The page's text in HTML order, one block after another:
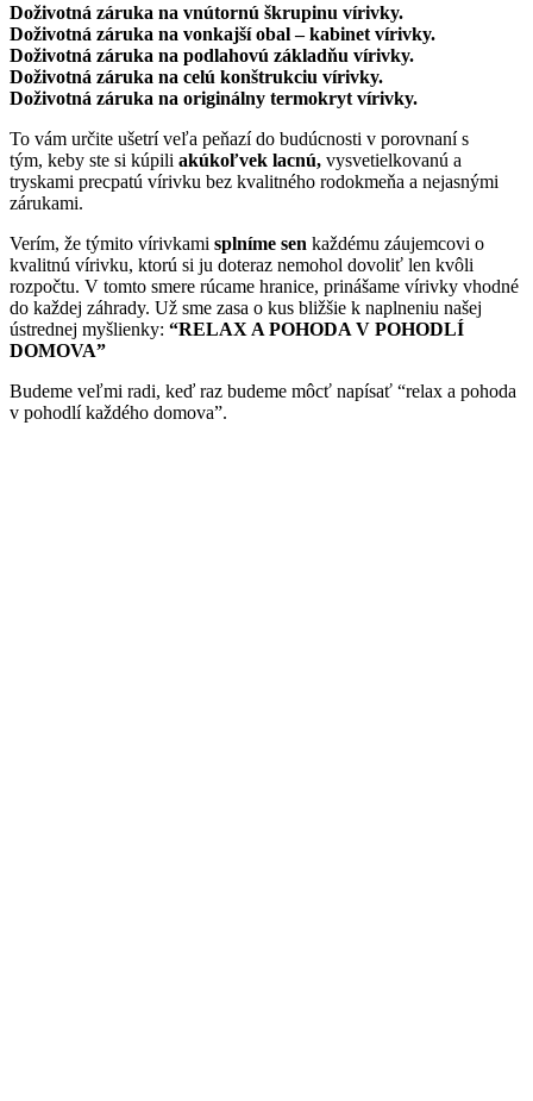
Doživotná záruka na vnútornú škrupinu vírivky.
Doživotná záruka na vonkajší obal – kabinet vírivky.
Doživotná záruka na podlahovú základňu vírivky.
Doživotná záruka na celú konštrukciu vírivky.
Doživotná záruka na originálny termokryt vírivky.
To vám určite ušetrí veľa peňazí do budúcnosti v porovnaní s
tým, keby ste si kúpili akúkoľvek lacnú, vysvetielkovanú a
tryskami precpatú vírivku bez kvalitného rodokmeňa a nejasnými
zárukami.
Verím, že týmito vírivkami splníme sen každému záujemcovi o
kvalitnú vírivku, ktorú si ju doteraz nemohol dovoliť len kvôli
rozpočtu. V tomto smere rúcame hranice, prinášame vírivky vhodné
do každej záhrady. Už sme zasa o kus bližšie k naplneniu našej
ústrednej myšlienky: “RELAX A POHODA V POHODLÍ
DOMOVA”
Budeme veľmi radi, keď raz budeme môcť napísať “relax a pohoda
v pohodlí každého domova”.